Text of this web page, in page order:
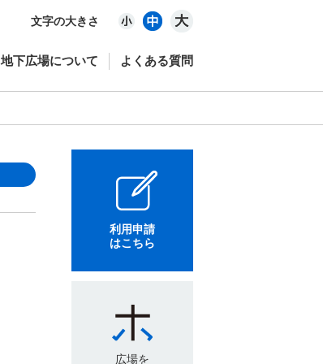
文字の大きさ
地下広場について よくある質問
利用申請
はこちら
広場を